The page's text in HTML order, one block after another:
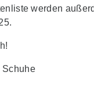
werden